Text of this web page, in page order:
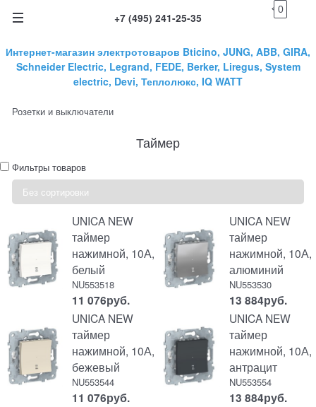
+7 (495) 241-25-35
0
Интернет-магазин электротоваров Bticino, JUNG, ABB, GIRA,
Schneider Electric, Legrand, FEDE, Berker, Liregus, System
electric, Devi, Теплолюкс, IQ WATT
Розетки и выключатели
Таймер
Фильтры товаров
UNICA NEW
таймер
нажимной, 10А,
белый
NU553518
11 076руб.
UNICA NEW
таймер
нажимной, 10А,
алюминий
NU553530
13 884руб.
UNICA NEW
таймер
нажимной, 10А,
бежевый
NU553544
11 076руб.
UNICA NEW
таймер
нажимной, 10А,
антрацит
NU553554
13 884руб.